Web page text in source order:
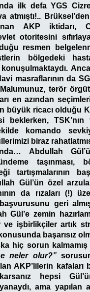
ilk defa YGS
atmıştı!..
AKP iktidarı,
otoritesini
resmen
bölgedeki
konuşulmaktaydı.
masraflarının da
Malumunuz, terör
en azından
büyük ricacı olduğu
beklerken, TSK’nın
komando
biraz
Abdullah
taşınması,
tartışmalarının
Gül’ün özel
da rızaları (!)
geri
Gül’e zemin
ve işbirlikçiler artık
başarısız
hiç sorun
neler olur?”
AKP’lilerin kafaları
hepsi
ama yapılan